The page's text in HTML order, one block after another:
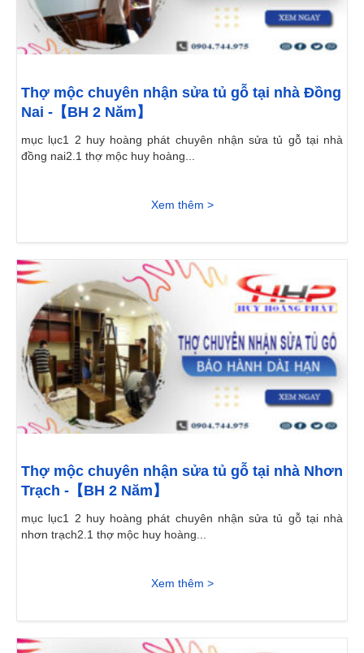
Thợ mộc chuyên nhận sửa tủ gỗ tại nhà Đồng
Nai -【BH 2 Năm】
mục lục1 2 huy hoàng phát chuyên nhận sửa tủ gỗ tại nhà
đồng nai2.1 thợ mộc huy hoàng...
Xem thêm >
Thợ mộc chuyên nhận sửa tủ gỗ tại nhà Nhơn
Trạch -【BH 2 Năm】
mục lục1 2 huy hoàng phát chuyên nhận sửa tủ gỗ tại nhà
nhơn trạch2.1 thợ mộc huy hoàng...
Xem thêm >